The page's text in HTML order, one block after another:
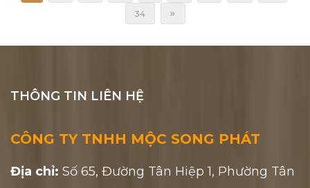
34
THÔNG TIN LIÊN HỆ
CÔNG TY TNHH MỘC SONG PHÁT
Địa chỉ: Số 65, Đường Tân Hiệp 1, Phường Tân